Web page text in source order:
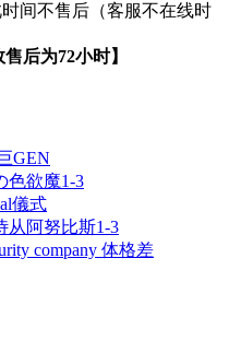
间不售后（客服不在线时
后为72小时】
GEN
色欲魔1-3
儀式
从阿努比斯1-3
company 体格差